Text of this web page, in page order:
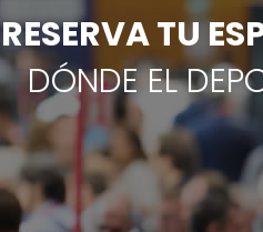
RESERVA TU
DÓNDE EL